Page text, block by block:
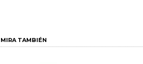
MIRA TAMBIÉN